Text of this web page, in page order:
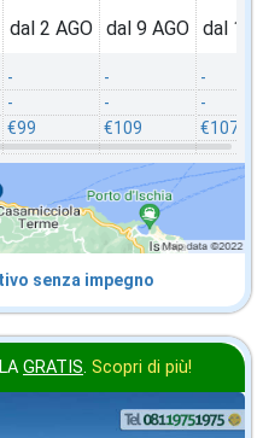
dal 2 AGO
-
-
€99
dal 9 AGO
-
-
€109
dal 16
-
-
€107
senza impegno
GRATIS. Scopri di più!